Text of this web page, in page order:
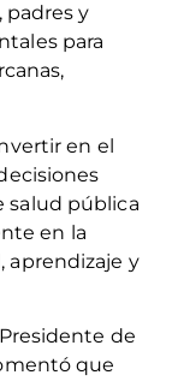
padres y
para
en el
salud pública
en la
aprendizaje y
de
que